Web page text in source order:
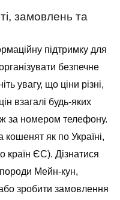
замовлень та
підтримку для
безпечне
увагу, що ціни різні,
взагалі будь-яких
за номером телефону.
як по Україні,
країн ЄС). Дізнатися
Мейн-кун,
зробити замовлення